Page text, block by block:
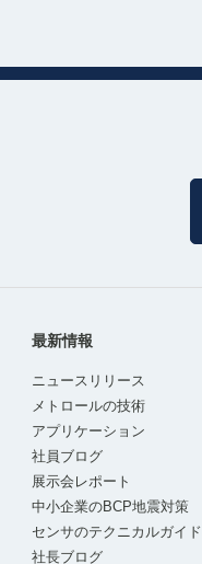
最新情報
ニュースリリース
メトロールの技術
アプリケーション
社員ブログ
展示会レポート
中小企業のBCP地震対策
センサのテクニカルガイド
社長ブログ